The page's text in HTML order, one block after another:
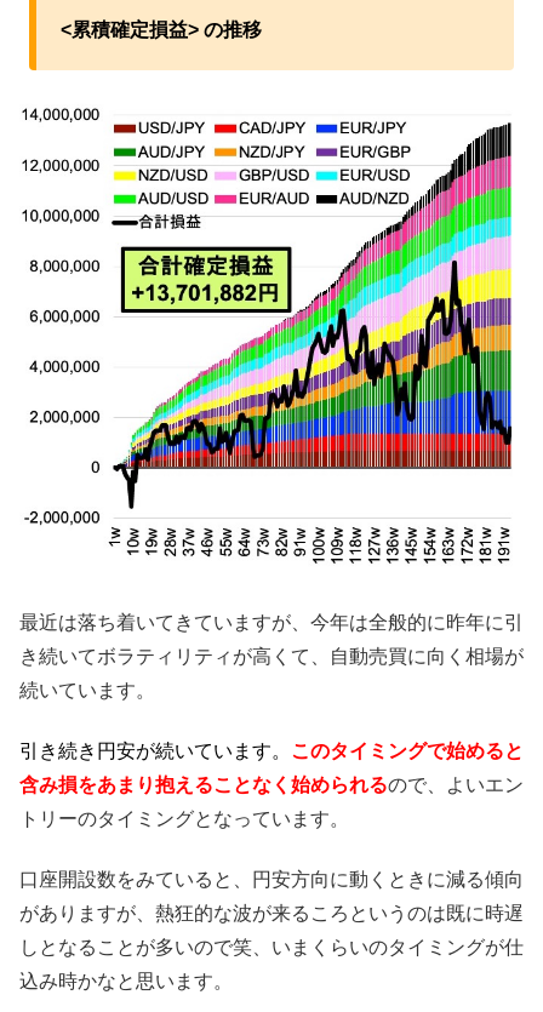
<累積確定損益> の推移
最近は落ち着いてきていますが、今年は全般的に昨年に引
き続いてボラティリティが高くて、自動売買に向く相場が
続いています。
引き続き円安が続いています。 このタイミングで始めると
含み損をあまり抱えることなく始められるので、よいエン
トリーのタイミングとなっています。
口座開設数をみていると、円安方向に動くときに減る傾向
がありますが、熱狂的な波が来るころというのは既に時遅
しとなることが多いので笑、いまくらいのタイミングが仕
込み時かなと思います。